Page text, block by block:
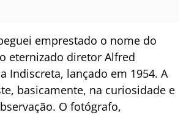
emprestado o nome do
eternizado diretor Alfred
Indiscreta, lançado em 1954. A
basicamente, na curiosidade e
O fotógrafo,